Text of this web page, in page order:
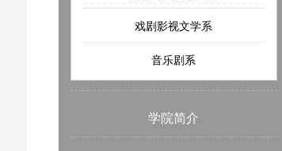
戏剧影视文学系
音乐剧系
学院简介